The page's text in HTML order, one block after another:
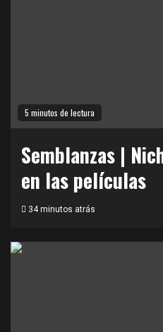
5 minutos de lectura
Semblanzas |
en las películas
34 minutos atrás